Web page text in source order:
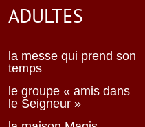
ADULTES
la messe qui prend son
temps
le groupe « amis dans
le Seigneur »